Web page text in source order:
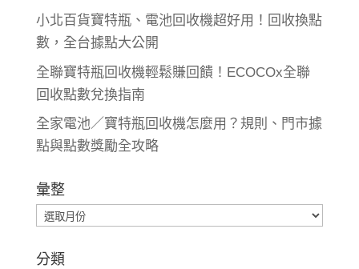
小北百貨寶特瓶、電池回收機超好用！回收換點
數，全台據點大公開
全聯寶特瓶回收機輕鬆賺回饋！ECOCOx全聯
回收點數兌換指南
全家電池／寶特瓶回收機怎麼用？規則、門市據
點與點數獎勵全攻略
彙整
彙
分類